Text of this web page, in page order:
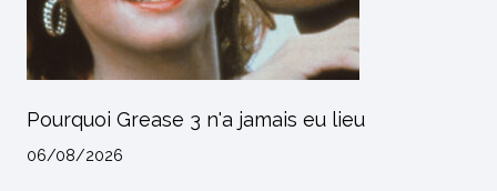
Pourquoi Grease 3 n'a jamais eu lieu
06/08/2026